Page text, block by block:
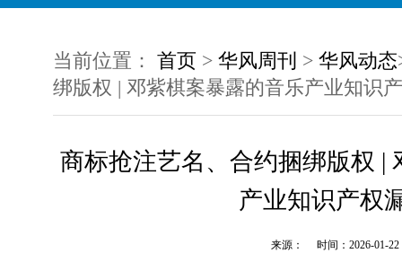
当前位置： 首页 >华风周刊 >华风动态
绑版权 | 邓紫棋案暴露的音乐产业知识
商标抢注艺名、合约捆绑版权 |
产业知识产权
来源： 时间：2026-01-22